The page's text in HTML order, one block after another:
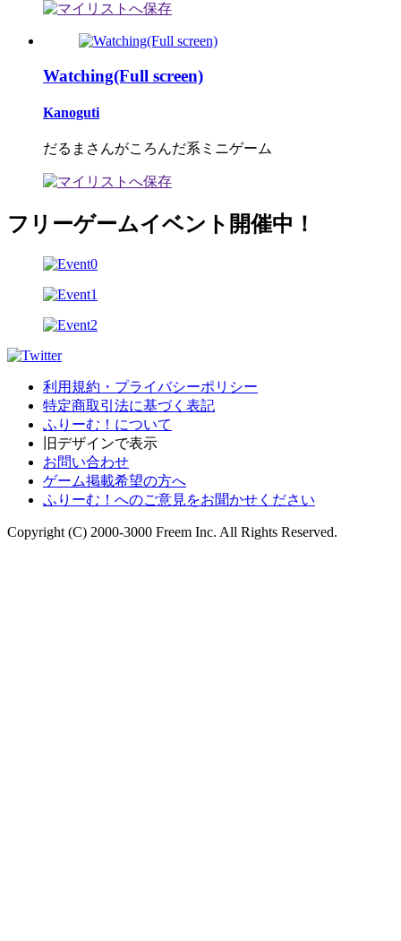
Watching(Full screen)
Kanoguti
だるまさんがころんだ系ミニゲーム
フリーゲームイベント開催中！
利用規約・プライバシーポリシー
特定商取引法に基づく表記
ふりーむ！について
旧デザインで表示
お問い合わせ
ゲーム掲載希望の方へ
ふりーむ！へのご意見をお聞かせください
Copyright (C) 2000-3000 Freem Inc. All Rights Reserved.